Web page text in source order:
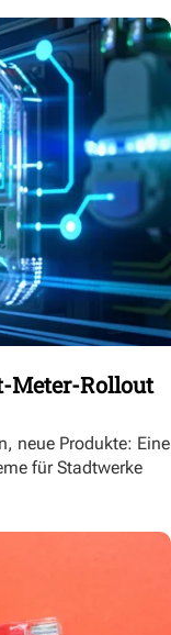
Meter-Rollout
neue Produkte: Eine
für Stadtwerke